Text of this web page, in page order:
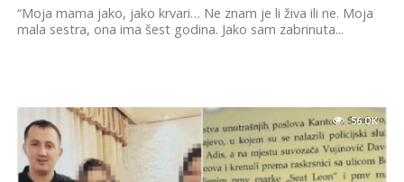
“Moja mama jako, jako krvari… Ne znam je li živa ili ne. Moja
mala sestra, ona ima šest godina. Jako sam zabrinuta...
56.0K